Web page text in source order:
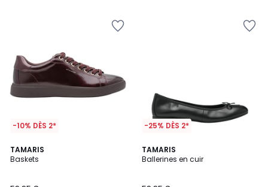
-10% DÈS 2*
TAMARIS
Baskets
2
Couleurs
-25% DÈS 2*
TAMARIS
Ballerines en cuir
4,6
/ 5